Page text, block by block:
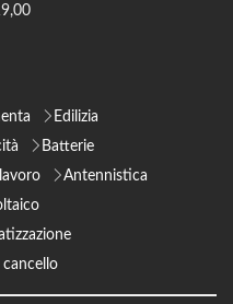
Edilizia
Batterie
Antennistica